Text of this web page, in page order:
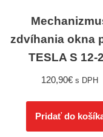
zdvíhania okna
TESLA S 12-
120,90€ s DPH
Pridať do